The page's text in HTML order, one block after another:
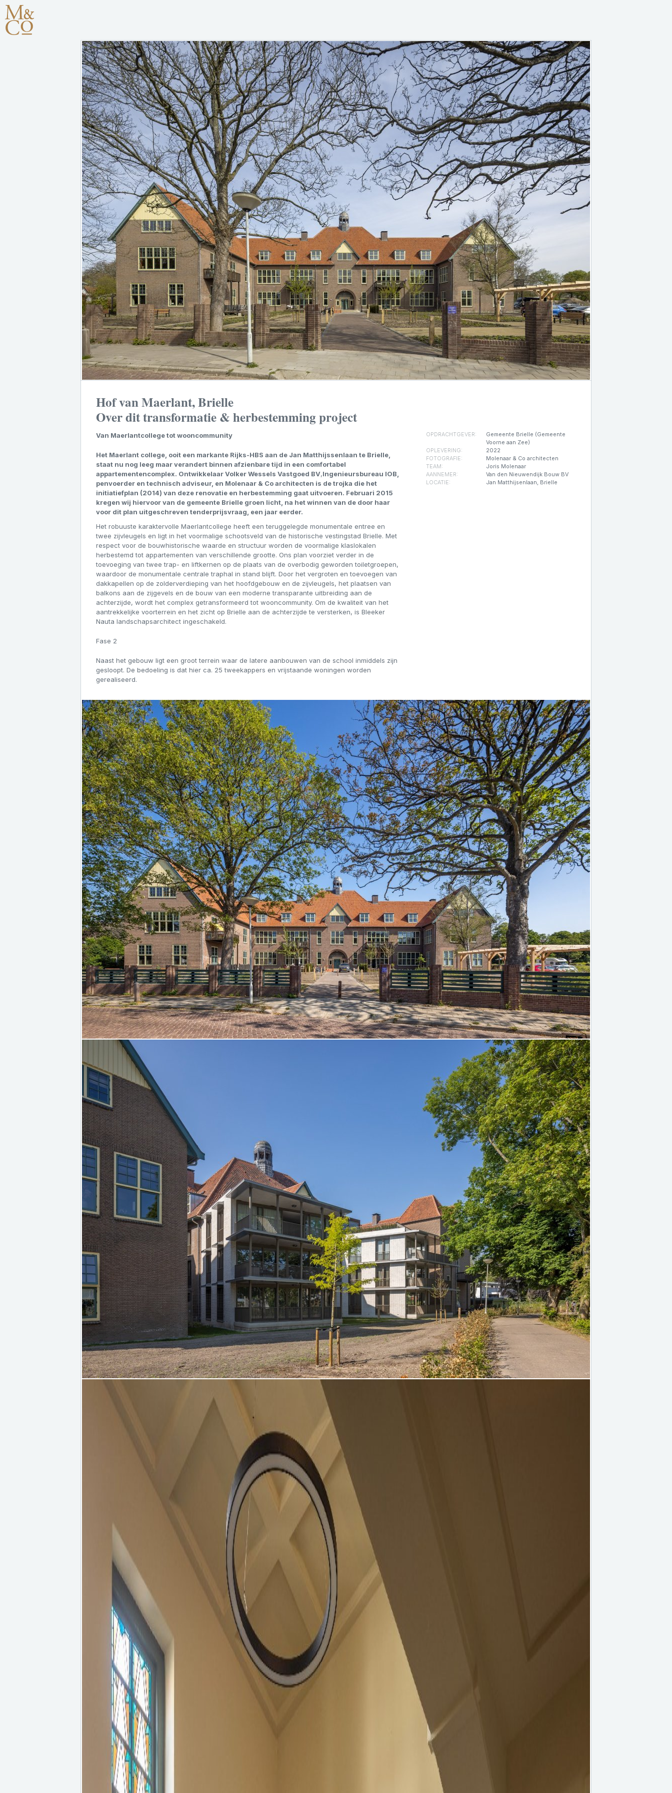
Hof van Maerlant, Brielle
Over dit transformatie & herbestemming project
Van Maerlantcollege tot wooncommunity
Het Maerlant college, ooit een markante Rijks-HBS aan de Jan Matthijssenlaan te Brielle,
staat nu nog leeg maar verandert binnen afzienbare tijd in een comfortabel
appartementencomplex. OntwikkelaarVolker Wessels Vastgoed BV,Ingenieursbureau IOB,
penvoerder en technisch adviseur, en Molenaar & Coarchitecten is de trojka die het
initiatiefplan (2014) van deze renovatie en herbestemming gaat uitvoeren. Februari 2015
kregen wij hiervoor van de gemeente Brielle groen licht, na het winnen van de door haar
voor dit plan uitgeschreven tenderprijsvraag, een jaar eerder.
Het robuuste karaktervolle Maerlantcollege heeft een teruggelegde monumentale entree en
twee zijvleugels en ligt in het voormalige schootsveld van de historische vestingstad Brielle. Met
respect voor de bouwhistorische waarde en structuur worden de voormalige klaslokalen
herbestemd tot appartementen van verschillende grootte. Ons plan voorziet verder in de
toevoeging van twee trap- en liftkernen op de plaats van de overbodig geworden toiletgroepen,
waardoor de monumentale centrale traphal in stand blijft. Door het vergroten en toevoegen van
dakkapellen op de zolderverdieping van het hoofdgebouw en de zijvleugels, het plaatsen van
balkons aan de zijgevels en de bouw van een moderne transparante uitbreiding aan de
achterzijde, wordt het complex getransformeerd tot wooncommunity. Om de kwaliteit van het
aantrekkelijke voorterrein en het zicht op Brielle aan de achterzijde te versterken, is Bleeker
Nauta landschapsarchitect ingeschakeld.
Fase 2
Naast het gebouw ligt een groot terrein waar de latere aanbouwen van de school inmiddels zijn
gesloopt. De bedoeling is dat hier ca. 25 tweekappers en vrijstaande woningen worden
gerealiseerd.
OPDRACHTGEVER:
Gemeente Brielle (Gemeente
Voorne aan Zee)
OPLEVERING:
2022
FOTOGRAFIE:
Molenaar & Co architecten
TEAM:
Joris Molenaar
AANNEMER:
Van den Nieuwendijk Bouw BV
LOCATIE:
Jan Matthijsenlaan, Brielle